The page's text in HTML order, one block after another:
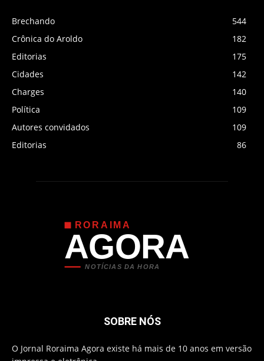
Brechando
544
Crônica do Aroldo
182
Editorias
175
Cidades
142
Charges
140
Política
109
Autores convidados
109
Editorias
86
RORAIMA
AGORA
NOTÍCIAS DA HORA
SOBRE NÓS
O Jornal Roraima Agora existe há mais de 10 anos em versão